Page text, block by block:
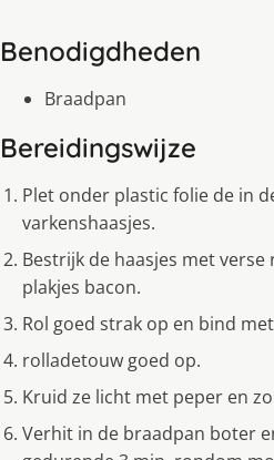
Benodigdheden
Braadpan
Bereidingswijze
Plet onder plastic folie de in
varkenshaasjes.
Bestrijk de haasjes met
plakjes bacon.
Rol goed strak op en bind met
rolladetouw goed op.
Kruid ze licht met peper en
Verhit in de braadpan boter